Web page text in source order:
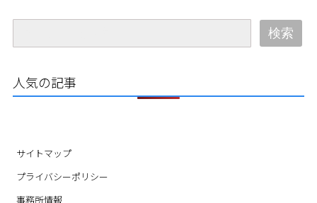
検索
人気の記事
サイトマップ
プライバシーポリシー
事務所情報